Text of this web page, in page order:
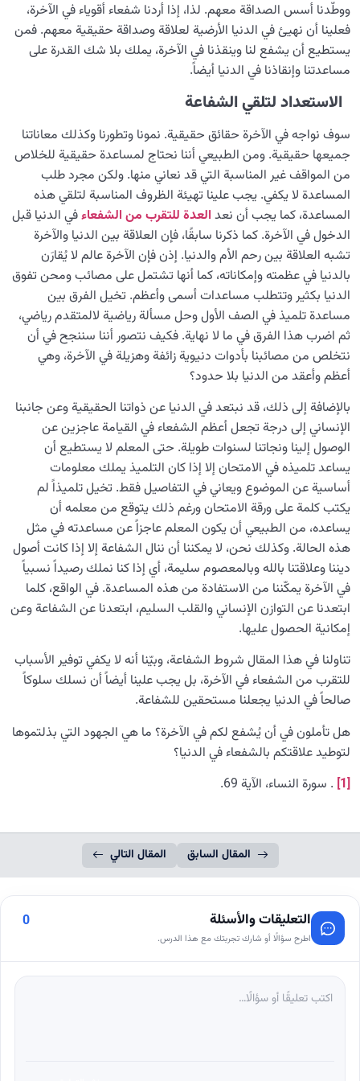
ووطّدنا أسس الصداقة معهم. لذا، إذا أردنا شفعاء أقوياء في الآخرة،
فعلينا أن نهيئ في الدنيا الأرضية لعلاقة وصداقة حقيقية معهم. فمن
يستطيع أن يشفع لنا وينقذنا في الآخرة، يملك بلا شك القدرة على
مساعدتنا وإنقاذنا في الدنيا أيضاً.
الاستعداد لتلقي الشفاعة
سوف نواجه في الآخرة حقائق حقيقية. نمونا وتطورنا وكذلك معاناتنا
جميعها حقيقية. ومن الطبيعي أننا نحتاج لمساعدة حقيقية للخلاص
من المواقف غير المناسبة التي قد نعاني منها. ولكن مجرد طلب
المساعدة لا يكفي. يجب علينا تهيئة الظروف المناسبة لتلقي هذه
المساعدة، كما يجب أن نعد العدة للتقرب من الشفعاءفي الدنيا قبل
الدخول في الآخرة. كما ذكرنا سابقًا، فإن العلاقة بين الدنيا والآخرة
تشبه العلاقة بين رحم الأم والدنيا. إذن فإن الآخرة عالم لا يُقارَن
بالدنيا في عظمته وإمكاناته، كما أنها تشتمل على مصائب ومحن تفوق
الدنيا بكثير وتتطلب مساعدات أسمى وأعظم. تخيل الفرق بين
مساعدة تلميذ في الصف الأول وحل مسألة رياضية لالمتقدم رياضي،
ثم اضرب هذا الفرق في ما لا نهاية. فكيف نتصور أننا سننجح في أن
نتخلص من مصائبنا بأدوات دنيوية زائفة وهزيلة في الآخرة، وهي
أعظم وأعقد من الدنيا بلا حدود؟
بالإضافة إلى ذلك، قد نبتعد في الدنيا عن ذواتنا الحقيقية وعن جانبنا
الإنساني إلى درجة تجعل أعظم الشفعاء في القيامة عاجزين عن
الوصول إلينا ونجاتنا لسنوات طويلة. حتى المعلم لا يستطيع أن
يساعد تلميذه في الامتحان إلا إذا كان التلميذ يملك معلومات
أساسية عن الموضوع ويعاني في التفاصيل فقط. تخيل تلميذاً لم
يكتب كلمة على ورقة الامتحان ورغم ذلك يتوقع من معلمه أن
يساعده، من الطبيعي أن يكون المعلم عاجزاً عن مساعدته في مثل
هذه الحالة. وكذلك نحن، لا يمكننا أن ننال الشفاعة إلا إذا كانت أصول
ديننا وعلاقتنا بالله وبالمعصوم سليمة، أي إذا كنا نملك رصيداً نسبياً
في الآخرة يمكّننا من الاستفادة من هذه المساعدة. في الواقع، كلما
ابتعدنا عن التوازن الإنساني والقلب السليم، ابتعدنا عن الشفاعة وعن
إمكانية الحصول عليها.
تناولنا في هذا المقال شروط الشفاعة، وبيّنا أنه لا يكفي توفير الأسباب
للتقرب من الشفعاء في الآخرة، بل يجب علينا أيضاً أن نسلك سلوكاً
صالحاً في الدنيا يجعلنا مستحقين للشفاعة.
هل تأملون في أن يُشفع لكم في الآخرة؟ ما هي الجهود التي بذلتموها
لتوطيد علاقتكم بالشفعاء في الدنيا؟
[1]
. سورة النساء، الآية 69.
المقال السابق المقال التالي
التعليقات والأسئلة
اطرح سؤالًا أو شارك تجربتك مع هذا الدرس.
0